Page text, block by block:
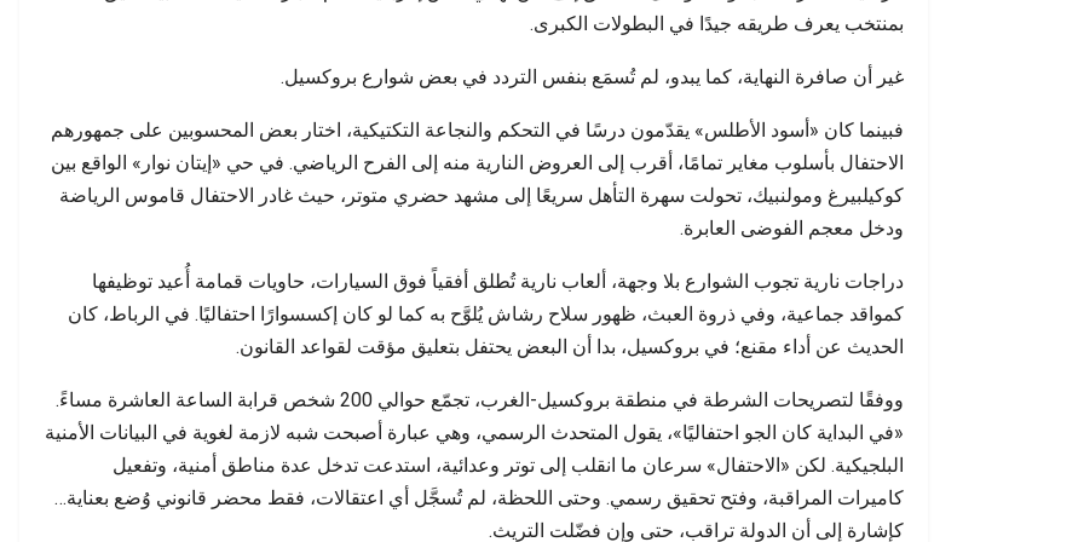
بمنتخب يعرف طريقه جيدًا في البطولات الكبرى.
غير أن صافرة النهاية، كما يبدو، لم تُسمَع بنفس التردد في بعض شوارع بروكسيل.
فبينما كان «أسود الأطلس» يقدّمون درسًا في التحكم والنجاعة التكتيكية، اختار بعض المحسوبين على جمهورهم
الاحتفال بأسلوب مغاير تمامًا، أقرب إلى العروض النارية منه إلى الفرح الرياضي. في حي «إيتان نوار» الواقع بين
كوكيلبيرغ ومولنبيك، تحولت سهرة التأهل سريعًا إلى مشهد حضري متوتر، حيث غادر الاحتفال قاموس الرياضة
ودخل معجم الفوضى العابرة.
دراجات نارية تجوب الشوارع بلا وجهة، ألعاب نارية تُطلق أفقياً فوق السيارات، حاويات قمامة أُعيد توظيفها
كمواقد جماعية، وفي ذروة العبث، ظهور سلاح رشاش يُلوَّح به كما لو كان إكسسوارًا احتفاليًا. في الرباط، كان
الحديث عن أداء مقنع؛ في بروكسيل، بدا أن البعض يحتفل بتعليق مؤقت لقواعد القانون.
ووفقًا لتصريحات الشرطة في منطقة بروكسيل-الغرب، تجمّع حوالي 200 شخص قرابة الساعة العاشرة مساءً.
«في البداية كان الجو احتفاليًا»، يقول المتحدث الرسمي، وهي عبارة أصبحت شبه لازمة لغوية في البيانات الأمنية
البلجيكية. لكن «الاحتفال» سرعان ما انقلب إلى توتر وعدائية، استدعت تدخل عدة مناطق أمنية، وتفعيل
كاميرات المراقبة، وفتح تحقيق رسمي. وحتى اللحظة، لم تُسجَّل أي اعتقالات، فقط محضر قانوني وُضع بعناية…
كإشارة إلى أن الدولة تراقب، حتى وإن فضّلت التريث.
إنسانية تتجاوز الحسابات…